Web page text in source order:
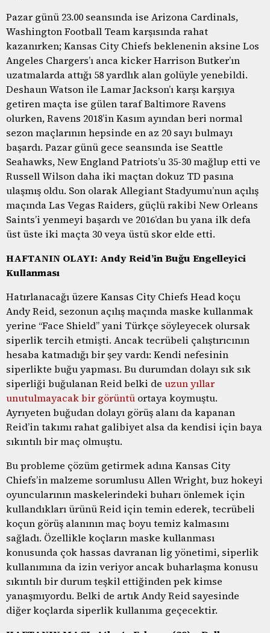
Pazar günü 23.00 seansında ise Arizona Cardinals,
Washington Football Team karşısında rahat
kazanırken; Kansas City Chiefs beklenenin aksine Los
Angeles Chargers’ı anca kicker Harrison Butker’ın
uzatmalarda attığı 58 yardlık alan golüyle yenebildi.
Deshaun Watson ile Lamar Jackson’ı karşı karşıya
getiren maçta ise gülen taraf Baltimore Ravens
olurken, Ravens 2018’in Kasım ayından beri normal
sezon maçlarının hepsinde en az 20 sayı bulmayı
başardı. Pazar günü gece seansında ise Seattle
Seahawks, New England Patriots’u 35-30 mağlup etti ve
Russell Wilson daha iki maçtan dokuz TD pasına
ulaşmış oldu. Son olarak Allegiant Stadyumu’nun açılış
maçında Las Vegas Raiders, güçlü rakibi New Orleans
Saints’i yenmeyi başardı ve 2016’dan bu yana ilk defa
üst üste iki maçta 30 veya üstü skor elde etti.
HAFTANIN OLAYI: Andy Reid’in Buğu Engelleyici
Kullanması
Hatırlanacağı üzere Kansas City Chiefs Head koçu
Andy Reid, sezonun açılış maçında maske kullanmak
yerine “Face Shield” yani Türkçe söyleyecek olursak
siperlik tercih etmişti. Ancak tecrübeli çalıştırıcının
hesaba katmadığı bir şey vardı: Kendi nefesinin
siperlikte buğu yapması. Bu durumdan dolayı sık sık
siperliği buğulanan Reid belki de uzun yıllar
unutulmayacak bir görüntü ortaya koymuştu.
Ayrıyeten buğudan dolayı görüş alanı da kapanan
Reid’in takımı rahat galibiyet alsa da kendisi için baya
sıkıntılı bir maç olmuştu.
Bu probleme çözüm getirmek adına Kansas City
Chiefs’in malzeme sorumlusu Allen Wright, buz hokeyi
oyuncularının maskelerindeki buharı önlemek için
kullandıkları ürünü Reid için temin ederek, tecrübeli
koçun görüş alanının maç boyu temiz kalmasını
sağladı. Özellikle koçların maske kullanması
konusunda çok hassas davranan lig yönetimi, siperlik
kullanımına da izin veriyor ancak buharlaşma konusu
sıkıntılı bir durum teşkil ettiğinden pek kimse
yanaşmıyordu. Belki de artık Andy Reid sayesinde
diğer koçlarda siperlik kullanıma geçecektir.